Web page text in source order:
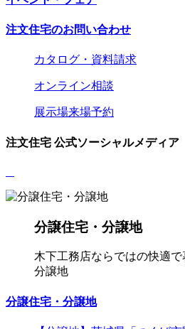
注文住宅のお問い合わせ
カタログ・資料請求
オンライン相談
展示場来場予約
注文住宅 公式ソーシャルメディア
分譲住宅・分譲地
木下工務店ならではの快適で
分譲地
分譲住宅・分譲地